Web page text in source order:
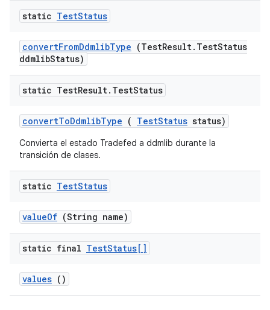
static TestStatus
convertFromDdmlibType (TestResult. TestStatus
ddmlibStatus)
static TestResult. TestStatus
convertToDdmlibType ( TestStatus status)
Convierta el estado Tradefed a ddmlib durante la
transición de clases.
static TestStatus
valueOf (String name)
static final TestStatus[]
values ()